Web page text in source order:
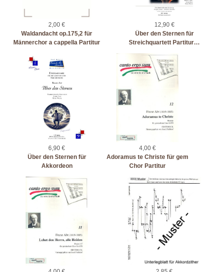
2,00 €
Waldandacht op.175,2 für
Männerchor a cappella Partitur
12,90 €
Über den Sternen für
Streichquartett Partitur…
6,90 €
Über den Sternen für
Akkordeon
4,00 €
Adoramus te Christe für gem
Chor Partitur